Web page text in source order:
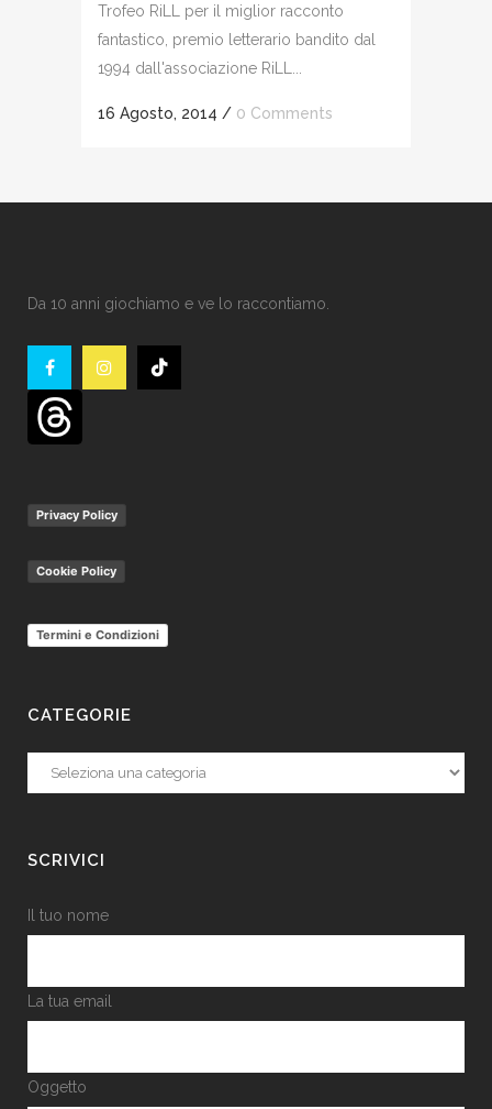
Trofeo RiLL per il miglior racconto
fantastico, premio letterario bandito dal
1994 dall'associazione RiLL...
16 Agosto, 2014 / 0 Comments
Da 10 anni giochiamo e ve lo raccontiamo.
Privacy Policy
Cookie Policy
Termini e Condizioni
CATEGORIE
Categorie
SCRIVICI
Il tuo nome
La tua email
Oggetto